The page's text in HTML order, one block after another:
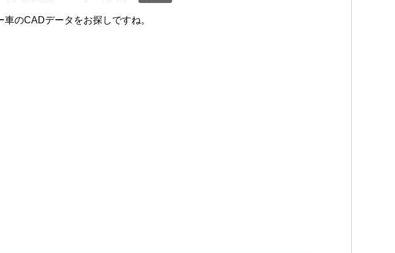
のCADデータをお探しですね。